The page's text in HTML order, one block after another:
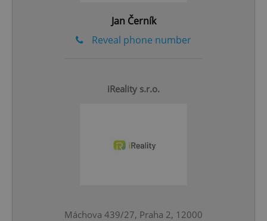
Jan Černík
Reveal phone number
iReality s.r.o.
Máchova 439/27, Praha 2, 12000